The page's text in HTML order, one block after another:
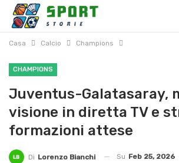
Casa Calcio Champions
CHAMPIONS
Juventus-Galatasaray,
visione in diretta TV e
formazioni attese
Di Lorenzo Bianchi Su Feb 25, 2026